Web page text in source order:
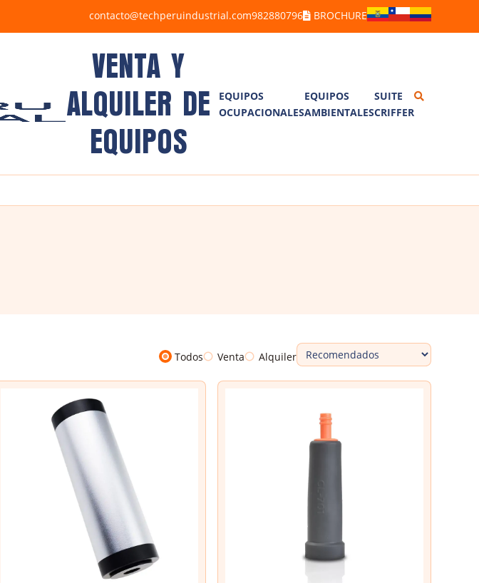
contacto@techperuindustrial.com982880796 BROCHURE
VENTA Y
ALQUILER DE
EQUIPOS
EQUIPOS
OCUPACIONALES
DETECTORES DE GASES
LUXÓMETROS
EQUIPOS
AMBIENTALES
TREN DE MUESTREO
ESTACIÓN METEOROLÓGICA
SUITE
CRIFFER
Todos Venta Alquiler